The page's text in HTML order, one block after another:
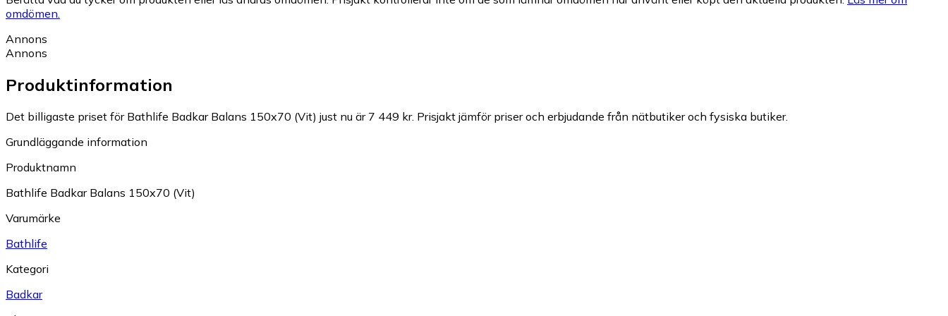
omdömen.
Annons
Annons
Produktinformation
Det billigaste priset för Bathlife Badkar Balans 150x70 (Vit) just nu är 7 449 kr. Prisjakt jämför priser och erbjudande från nätbutiker och fysiska butiker.
Grundläggande information
Produktnamn
Bathlife Badkar Balans 150x70 (Vit)
Varumärke
Bathlife
Kategori
Badkar